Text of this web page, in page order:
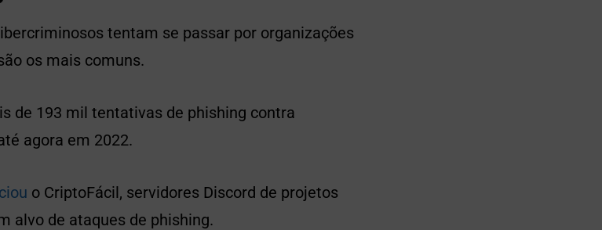
tentam se passar por organizações
os mais comuns.
de 193 mil tentativas de phishing contra
agora em 2022.
o CriptoFácil, servidores Discord de projetos
alvo de ataques de phishing.